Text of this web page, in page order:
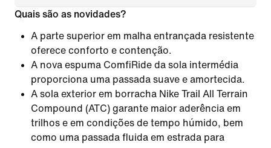
Quais são as novidades?
A parte superior em malha entrançada resistente
oferece conforto e contenção.
A nova espuma ComfiRide da sola intermédia
proporciona uma passada suave e amortecida.
A sola exterior em borracha Nike Trail All Terrain
Compound (ATC) garante maior aderência em
trilhos e em condições de tempo húmido, bem
como uma passada fluida em estrada para